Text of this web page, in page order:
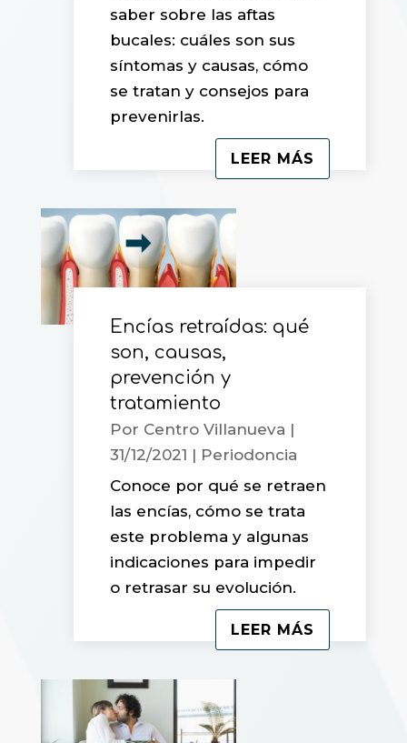
saber sobre las aftas
bucales: cuáles son sus
síntomas y causas, cómo
se tratan y consejos para
prevenirlas.
LEER MÁS
Encías retraídas: qué
son, causas,
prevención y
tratamiento
Por Centro Villanueva |
31/12/2021 | Periodoncia
Conoce por qué se retraen
las encías, cómo se trata
este problema y algunas
indicaciones para impedir
o retrasar su evolución.
LEER MÁS